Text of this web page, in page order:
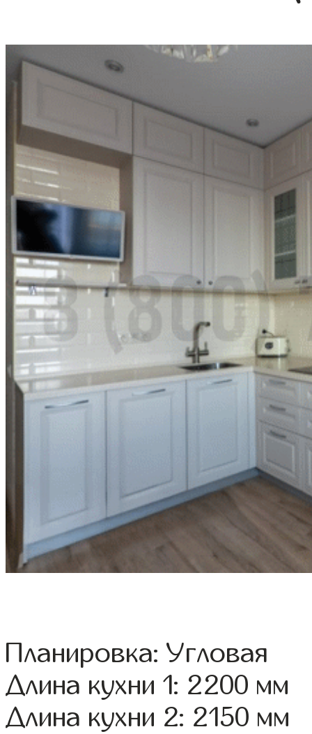
Планировка: Угловая
Длина кухни 1: 2200 мм
Длина кухни 2: 2150 мм